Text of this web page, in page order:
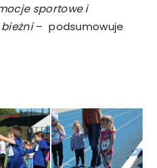
sportowe i
– podsumowuje